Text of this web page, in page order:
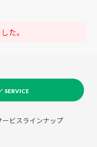
た。
SERVICE
ビスラインナップ